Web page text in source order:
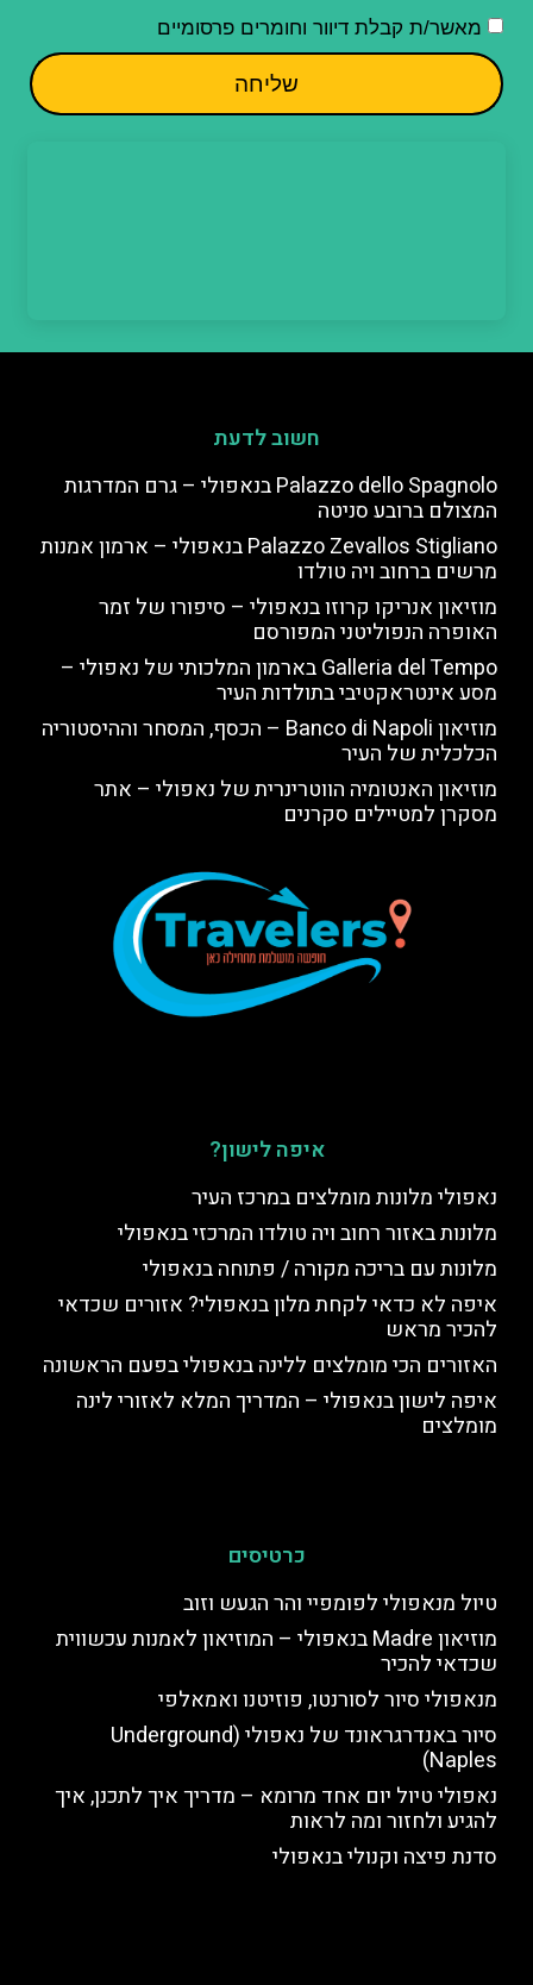
מאשר/ת קבלת דיוור וחומרים פרסומיים
שליחה
חשוב לדעת
Palazzo dello Spagnolo בנאפולי – גרם המדרגות
המצולם ברובע סניטה
Palazzo Zevallos Stigliano בנאפולי – ארמון אמנות
מרשים ברחוב ויה טולדו
מוזיאון אנריקו קרוזו בנאפולי – סיפורו של זמר
האופרה הנפוליטני המפורסם
Galleria del Tempo בארמון המלכותי של נאפולי –
מסע אינטראקטיבי בתולדות העיר
מוזיאון Banco di Napoli – הכסף, המסחר וההיסטוריה
הכלכלית של העיר
מוזיאון האנטומיה הווטרינרית של נאפולי – אתר
מסקרן למטיילים סקרנים
איפה לישון?
נאפולי מלונות מומלצים במרכז העיר
מלונות באזור רחוב ויה טולדו המרכזי בנאפולי
מלונות עם בריכה מקורה / פתוחה בנאפולי
איפה לא כדאי לקחת מלון בנאפולי? אזורים שכדאי
להכיר מראש
האזורים הכי מומלצים ללינה בנאפולי בפעם הראשונה
איפה לישון בנאפולי – המדריך המלא לאזורי לינה
מומלצים
כרטיסים
טיול מנאפולי לפומפיי והר הגעש וזוב
מוזיאון Madre בנאפולי – המוזיאון לאמנות עכשווית
שכדאי להכיר
מנאפולי סיור לסורנטו, פוזיטנו ואמאלפי
סיור באנדרגראונד של נאפולי (Underground
Naples)
נאפולי טיול יום אחד מרומא – מדריך איך לתכנן, איך
להגיע ולחזור ומה לראות
סדנת פיצה וקנולי בנאפולי